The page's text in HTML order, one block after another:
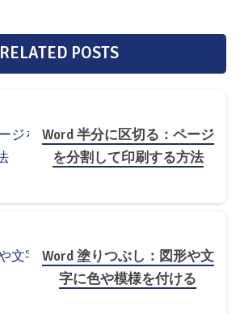
RELATED POSTS
Word 半分に区切る：ページ
を分割して印刷する方法
Word 塗りつぶし：図形や文
字に色や模様を付ける